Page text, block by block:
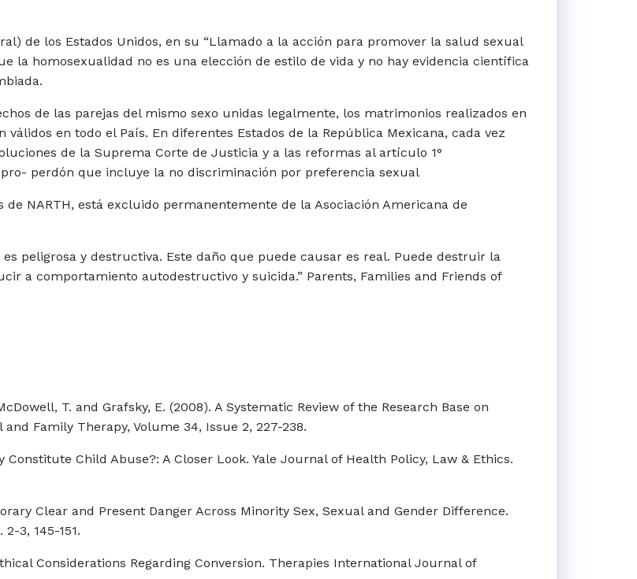
de los Estados Unidos, en su “Llamado a la acción para promover la salud sexual
la homosexualidad no es una elección de estilo de vida y no hay evidencia científica
de las parejas del mismo sexo unidas legalmente, los matrimonios realizados en
en todo el País. En diferentes Estados de la República Mexicana, cada vez
de la Suprema Corte de Justicia y a las reformas al artículo 1°
perdón que incluye la no discriminación por preferencia sexual
NARTH, está excluido permanentemente de la Asociación Americana de
peligrosa y destructiva. Este daño que puede causar es real. Puede destruir la
a comportamiento autodestructivo y suicida.” Parents, Families and Friends of
T. and Grafsky, E. (2008). A Systematic Review of the Research Base on
Family Therapy, Volume 34, Issue 2, 227-238.
Constitute Child Abuse?: A Closer Look. Yale Journal of Health Policy, Law & Ethics.
Clear and Present Danger Across Minority Sex, Sexual and Gender Difference.
3, 145-151.
Considerations Regarding Conversion. Therapies International Journal of